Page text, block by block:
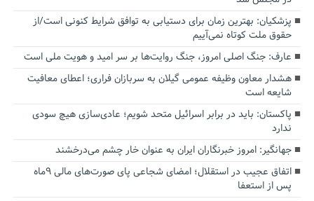
پزشکیان‌: بهترین زمان برای دستیابی به توافق شرایط کنونی است/از
حقوق ملت کوتاه نمی‌آییم
عارف: جنگ اصلی امروز، جنگ روایت‌ها بر سر امید و هویت ملی است
هشدار معاون وظیفه عمومی گیلان به سربازان فراری؛ اعطای معافیت
شایعه است
پاکستان: باید در برابر اسرائیل متحد شویم؛ عادی‌سازی هیچ سودی
ندارد
جهانگیر: امروز خبرنگاران ایران به عنوان خار چشم می‌درخشند
اتفاق عجیب در استقلال؛ امضای شجاعی پای صورت‌های مالی ٩ماه
پس از استعفا